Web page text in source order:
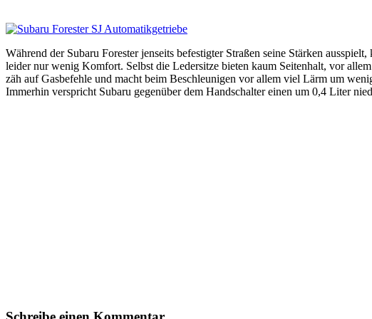
Während der Subaru Forester jenseits befestigter Straßen seine Stärken
leider nur wenig Komfort. Selbst die Ledersitze bieten kaum Seitenhalt, vor
zäh auf Gasbefehle und macht beim Beschleunigen vor allem viel Lärm um
Immerhin verspricht Subaru gegenüber dem Handschalter einen um 0,4 Liter